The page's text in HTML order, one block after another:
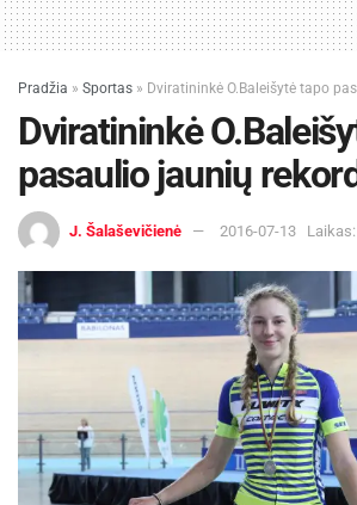
Pradžia » Sportas » Dviratininkė O.Baleišytė tapo
Dviratininkė
pasaulio jaunių
J. Šalaševičienė 2016-07-13